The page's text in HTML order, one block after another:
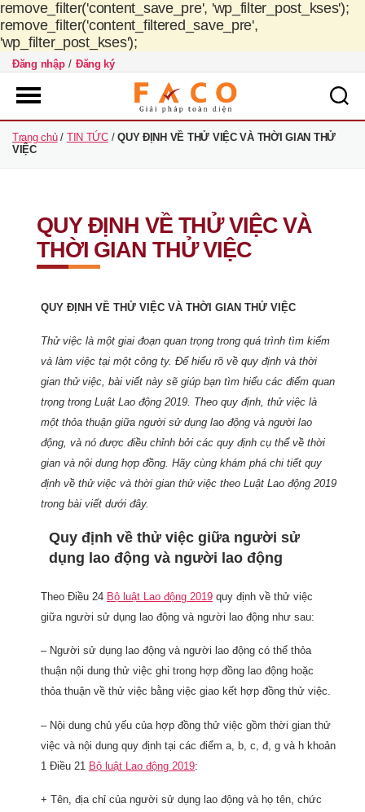
remove_filter('content_save_pre', 'wp_filter_post_kses');
remove_filter('content_filtered_save_pre',
'wp_filter_post_kses');
Đăng nhập / Đăng ký
FACO
Việt
Nam
Trang chủ/ TIN TỨC/QUY ĐỊNH VỀ THỬ VIỆC VÀ THỜI GIAN THỬ
VIỆC
QUY ĐỊNH VỀ THỬ VIỆC VÀ
THỜI GIAN THỬ VIỆC
QUY ĐỊNH VỀ THỬ VIỆC VÀ THỜI GIAN THỬ VIỆC
Thử việc là một giai đoạn quan trọng trong quá trình tìm kiếm
và làm việc tại một công ty. Để hiểu rõ về quy định và thời
gian thử việc, bài viết này sẽ giúp bạn tìm hiểu các điểm quan
trọng trong Luật Lao động 2019. Theo quy định, thử việc là
một thỏa thuận giữa người sử dụng lao động và người lao
động, và nó được điều chỉnh bởi các quy định cụ thể về thời
gian và nội dung hợp đồng. Hãy cùng khám phá chi tiết quy
định về thử việc và thời gian thử việc theo Luật Lao động 2019
trong bài viết dưới đây.
Quy định về thử việc giữa người sử
dụng lao động và người lao động
Theo Điều 24 Bộ luật Lao động 2019 quy định về thử việc
giữa người sử dụng lao động và người lao động như sau:
– Người sử dụng lao động và người lao động có thể thỏa
thuận nội dung thử việc ghi trong hợp đồng lao động hoặc
thỏa thuận về thử việc bằng việc giao kết hợp đồng thử việc.
– Nội dung chủ yếu của hợp đồng thử việc gồm thời gian thử
việc và nội dung quy định tại các điểm a, b, c, đ, g và h khoản
1 Điều 21 Bộ luật Lao động 2019:
+ Tên, địa chỉ của người sử dụng lao động và họ tên, chức